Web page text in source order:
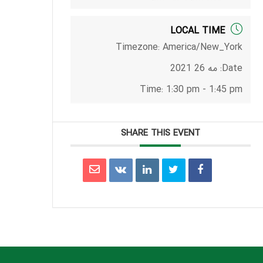
LOCAL TIME
Timezone: America/New_York
Date: مه 26 2021
Time: 1:30 pm - 1:45 pm
SHARE THIS EVENT